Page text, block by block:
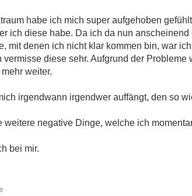
habe ich mich super aufgehoben
ich diese habe. Da ich da nun
mit denen ich nicht klar kommen bin, war
vermisse diese sehr. Aufgrund der
weiter.
irgendwann irgendwer auffängt, den so
weitere negative Dinge, welche ich
bei mir.